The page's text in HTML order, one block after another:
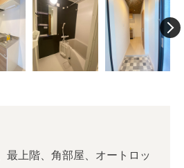
最上階、角部屋、オートロッ